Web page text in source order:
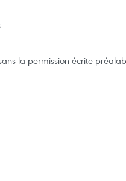
la permission écrite